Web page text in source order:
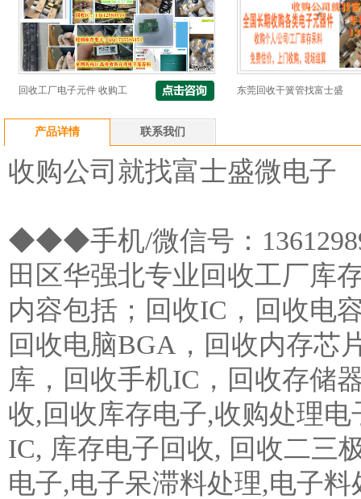
回收工厂电子元件 收购工 东莞回收干簧管找富士盛
产品详情 联系我们
收购公司就找富士盛微电子
◆◆◆手机/微信号：
田区华强北专业回收工厂库
内容包括；回收IC，回收电
回收电脑BGA，回收内存芯
库，回收手机IC，回收存储
收,回收库存电子,收购处理
IC, 库存电子回收, 回收二三
电子,电子呆滞料处理,电子